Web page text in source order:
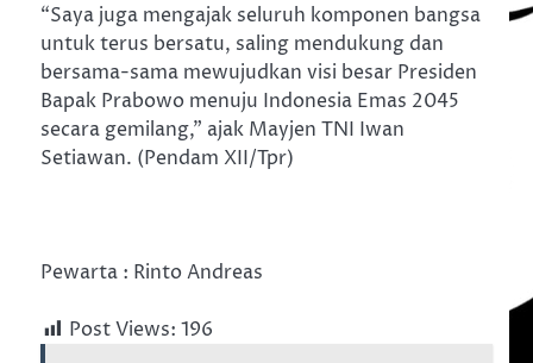
“Saya juga mengajak seluruh komponen bangsa
untuk terus bersatu, saling mendukung dan
bersama-sama mewujudkan visi besar Presiden
Bapak Prabowo menuju Indonesia Emas 2045
secara gemilang,” ajak Mayjen TNI Iwan
Setiawan. (Pendam XII/Tpr)
Pewarta : Rinto Andreas
Post Views: 196